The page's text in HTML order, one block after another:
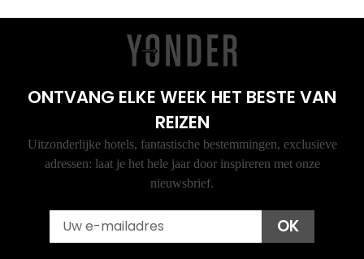
ONTVANG ELKE WEEK HET BESTE VAN
REIZEN
Uitzonderlijke hotels, fantastische bestemmingen, exclusieve
adressen: laat je het hele jaar door inspireren met onze
nieuwsbrief.
OK